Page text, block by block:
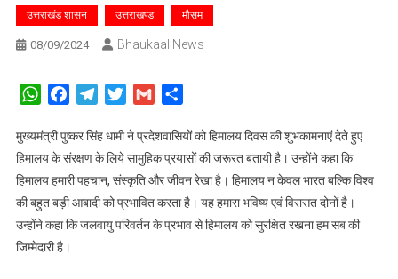
उत्तराखंड शासन उत्तराखण्ड मौसम
08/09/2024 Bhaukaal News
WhatsAppFacebookTelegramTwitterGmail
मुख्यमंत्री पुष्कर सिंह धामी ने प्रदेशवासियों को हिमालय दिवस की शुभकामनाएं देते हुए
हिमालय के संरक्षण के लिये सामुहिक प्रयासों की जरूरत बतायी है। उन्होंने कहा कि
हिमालय हमारी पहचान, संस्कृति और जीवन रेखा है। हिमालय न केवल भारत बल्कि विश्व
की बहुत बड़ी आबादी को प्रभावित करता है। यह हमारा भविष्य एवं विरासत दोनों है।
उन्होंने कहा कि जलवायु परिवर्तन के प्रभाव से हिमालय को सुरक्षित रखना हम सब की
जिम्मेदारी है।